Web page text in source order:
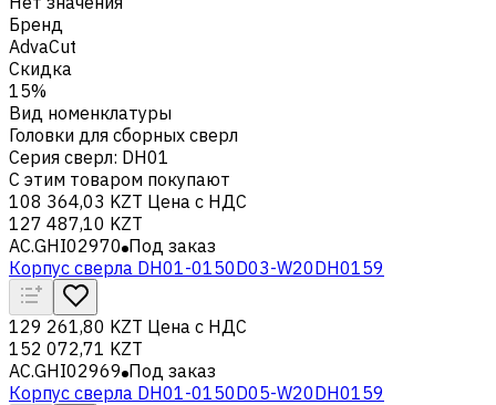
Бренд
AdvaCut
Скидка
15%
Вид номенклатуры
Головки для сборных сверл
Серия сверл: DH01
С этим товаром покупают
108 364,03 KZT Цена с НДС
127 487,10 KZT
AC.GHI02970 Под заказ
Корпус сверла DH01-0150D03-W20DH0159
129 261,80 KZT Цена с НДС
152 072,71 KZT
AC.GHI02969 Под заказ
Корпус сверла DH01-0150D05-W20DH0159